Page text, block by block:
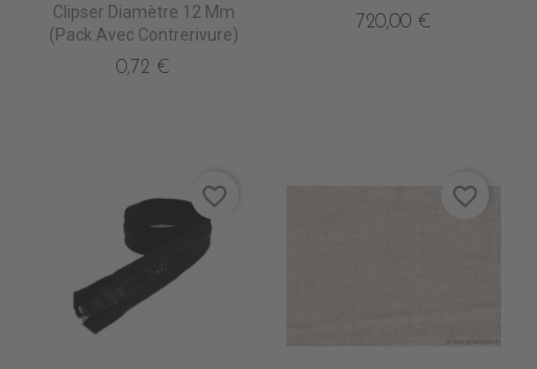
Clipser Diamètre 12 Mm
(pack Avec Contrerivure)
0,72 €
720,00 €
favorite_border favorite_border